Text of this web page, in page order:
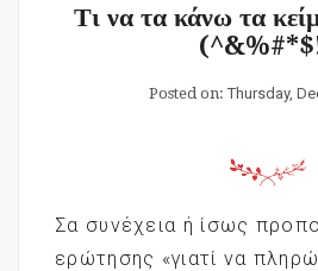
Τι να τα κάνω τα
Posted on: Thursday,
Σα συνέχεια ή ίσως
ερώτησης «γιατί να